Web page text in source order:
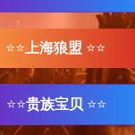
⭐⭐ 上海狼盟 ⭐⭐
⭐⭐贵族宝贝 ⭐⭐